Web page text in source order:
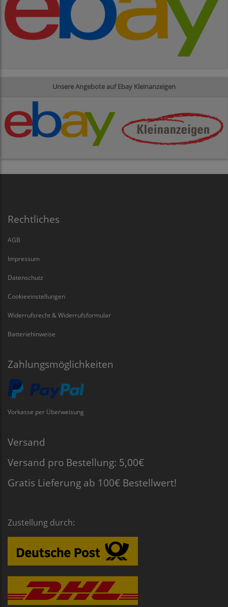
Unsere Angebote auf Ebay Kleinanzeigen
Rechtliches
AGB
Impressum
Datenschutz
Cookieeinstellungen
Widerrufsrecht & Widerrufsformular
Batteriehinweise
Zahlungsmöglichkeiten
Vorkasse per Überweisung
Versand
Versand pro Bestellung: 5,00€
Gratis Lieferung ab 100€ Bestellwert!
Zustellung durch: